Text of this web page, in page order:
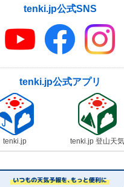
北陸1か月予報 12月中旬頃
地でも本格的な積雪か そ
波襲来の予想
29日10:59
～1日は太平洋側で紅葉狩
さ対策を
29日09:30
今日29日 北海道～九州は
さ 関東は平年を上回る気
29日06:51
tenki.jp公式SNS
tenki.jp公式アプリ
tenki.jp tenki.jp 登山天気